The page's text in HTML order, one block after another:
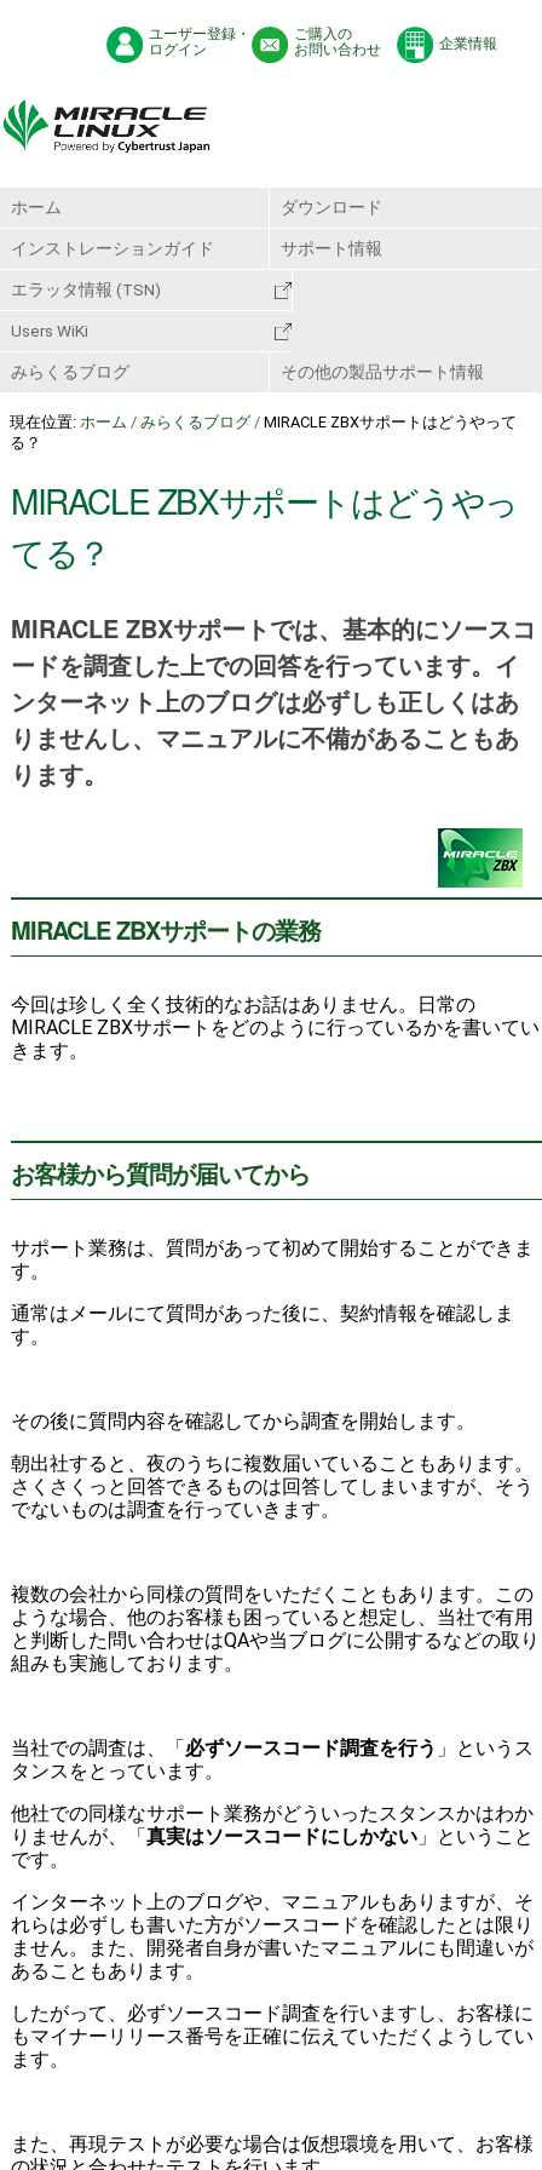
ユーザー登録・
ログイン
ご購入の
お問い合わせ
企業情報
ホーム ダウンロード
インストレーションガイド サポート情報
エラッタ情報 (TSN)
Users WiKi
みらくるブログ その他の製品サポート情報
現在位置: ホーム / みらくるブログ / MIRACLE ZBXサポートはどうやって
る？
MIRACLE ZBXサポートはどうやっ
てる？
MIRACLE ZBXサポートでは、基本的にソースコ
ードを調査した上での回答を行っています。イ
ンターネット上のブログは必ずしも正しくはあ
りませんし、マニュアルに不備があることもあ
ります。
MIRACLE ZBXサポートの業務
今回は珍しく全く技術的なお話はありません。日常の
MIRACLE ZBXサポートをどのように行っているかを書いてい
きます。
お客様から質問が届いてから
サポート業務は、質問があって初めて開始することができま
す。
通常はメールにて質問があった後に、契約情報を確認しま
す。
その後に質問内容を確認してから調査を開始します。
朝出社すると、夜のうちに複数届いていることもあります。
さくさくっと回答できるものは回答してしまいますが、そう
でないものは調査を行っていきます。
複数の会社から同様の質問をいただくこともあります。この
ような場合、他のお客様も困っていると想定し、当社で有用
と判断した問い合わせはQAや当ブログに公開するなどの取り
組みも実施しております。
当社での調査は、「必ずソースコード調査を行う 」というス
タンスをとっています。
他社での同様なサポート業務がどういったスタンスかはわか
りませんが、「真実はソースコードにしかない」ということ
です。
インターネット上のブログや、マニュアルもありますが、そ
れらは必ずしも書いた方がソースコードを確認したとは限り
ません。また、開発者自身が書いたマニュアルにも間違いが
あることもあります。
したがって、必ずソースコード調査を行いますし、お客様に
もマイナーリリース番号を正確に伝えていただくようしてい
ます。
また、再現テストが必要な場合は仮想環境を用いて、お客様